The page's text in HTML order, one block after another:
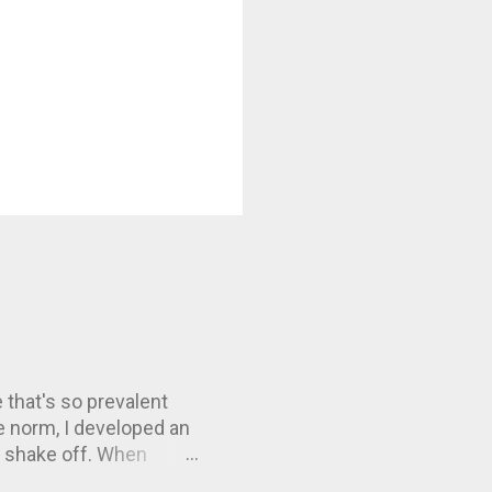
that's so prevalent
norm, I developed an
off. When